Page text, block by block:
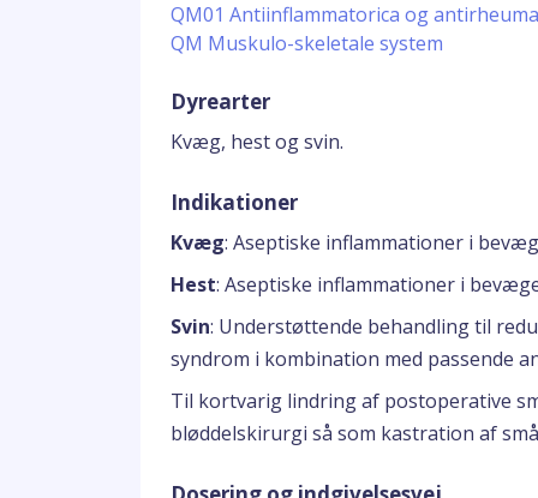
QM01 Antiinflammatorica og
QM Muskulo-skeletale system
Dyrearter
Kvæg, hest og svin.
Indikationer
Kvæg: Aseptiske inflammationer i
Hest: Aseptiske inflammationer i
Svin: Understøttende behandling til
syndrom i kombination med passende
Til kortvarig lindring af postoperative
bløddelskirurgi så som kastration af